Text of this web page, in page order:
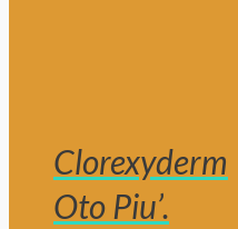
Clorexyderm
Oto Piu’.